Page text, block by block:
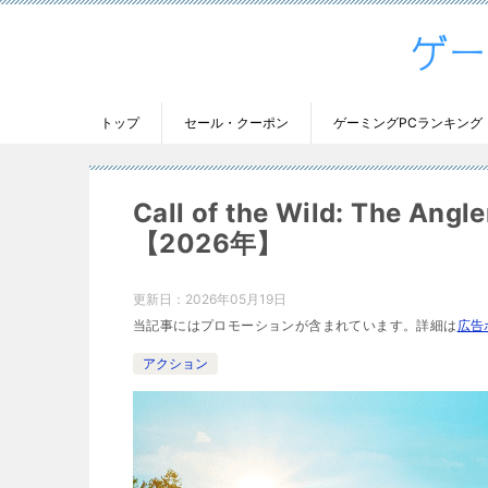
トップ セール・クーポン ゲーミングPCランキング
Call of the Wild: The
【2026年】
更新日： 2026年05月19日
当記事にはプロモーションが含まれています。詳細は 広告
アクション